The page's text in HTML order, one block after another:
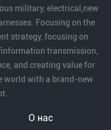
military, electrical,new
Focusing on the
strategy, focusing on
transmission,
and creating value for
world with a brand-new
О нас